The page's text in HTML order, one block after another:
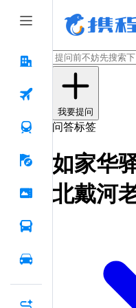
我要提问
问答标签
如家华
北戴河